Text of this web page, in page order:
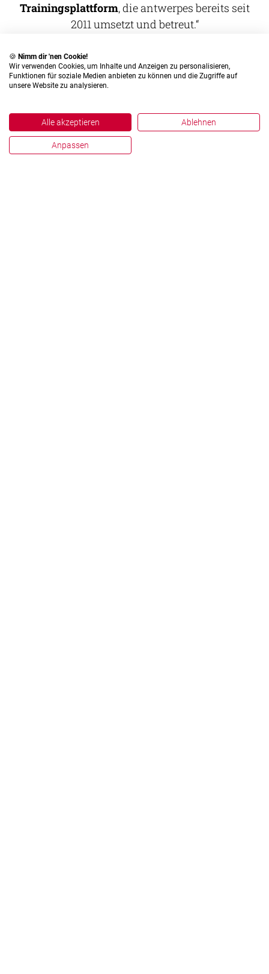
Trainingsplattform, die antwerpes bereits seit
2011 umsetzt und betreut.
🍪 Nimm dir 'nen Cookie!
Wir verwenden Cookies, um Inhalte und Anzeigen zu personalisieren,
Funktionen für soziale Medien anbieten zu können und die Zugriffe auf
unsere Website zu analysieren.
Alle akzeptieren Ablehnen
Anpassen